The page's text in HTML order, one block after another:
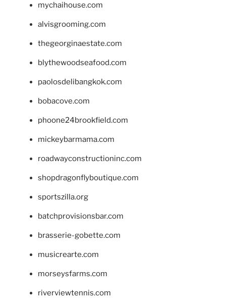
mychaihouse.com
alvisgrooming.com
thegeorginaestate.com
blythewoodseafood.com
paolosdelibangkok.com
bobacove.com
phoone24brookfield.com
mickeybarmama.com
roadwayconstructioninc.com
shopdragonflyboutique.com
sportszilla.org
batchprovisionsbar.com
brasserie-gobette.com
musicrearte.com
morseysfarms.com
riverviewtennis.com